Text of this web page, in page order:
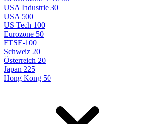
USA Industrie 30
USA 500
US Tech 100
Eurozone 50
FTSE-100
Schweiz 20
Österreich 20
Japan 225
Hong Kong 50